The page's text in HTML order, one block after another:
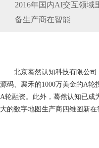
2016年国内AI交互领域
备生产商在智能
北京蓦然认知科技有限公
源码、襄禾的1000万美金的A
A轮融资。此外，蓦然认知已成
大的数字地图生产商四维图新在